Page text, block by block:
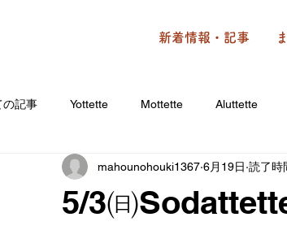
新着情報・記事
の記事 Yottette Mottette Aluttette
5/3㈰
mahounohouki1367 6月19日 読了時